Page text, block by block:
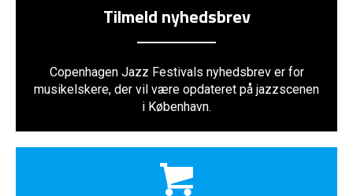
Om
Kontakt
Om
Tilmeld nyhedsbrev
Copenhagen Jazz Festivals nyhedsbrev er for
musikelskere, der vil være opdateret på jazzscenen
i København.